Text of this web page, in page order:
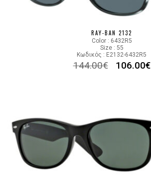
RAY-BAN 2132
Color : 6432R5
Size : 55
Κωδικός : E2132-6432R5
144.00€ 106.00€